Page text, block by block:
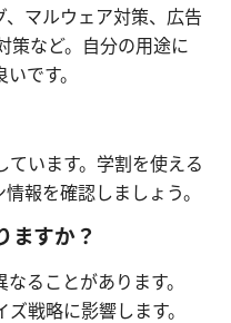
マルウェア対策、広告
策など。自分の用途に
です。
います。学割を使える
報を確認しましょう。
ますか？
ることがあります。
戦略に影響します。